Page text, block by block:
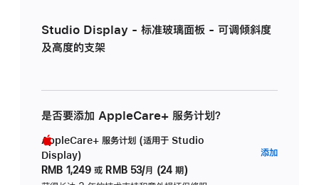
Studio Display - 标准玻璃面板 - 可调倾斜度
及高度的支架
是否要添加 AppleCare+ 服务计划？
AppleCare+ 服务计划 (适用于 Studio
Display)
RMB 1,249 或 RMB 53/月 (24 期)
添加